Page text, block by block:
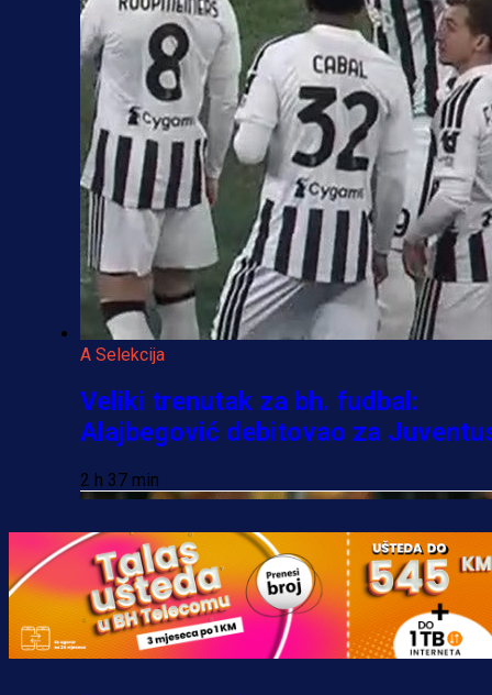
A Selekcija
Veliki trenutak za bh. fudbal:
Alajbegović debitovao za
2 h 37 min